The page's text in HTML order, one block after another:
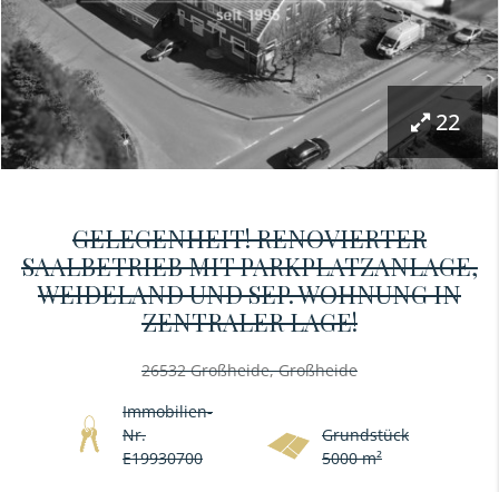
22
GELEGENHEIT! RENOVIERTER
SAALBETRIEB MIT PARKPLATZANLAGE,
WEIDELAND UND SEP. WOHNUNG IN
ZENTRALER LAGE!
26532 Großheide, Großheide
Immobilien-
Nr.
E19930700
Grundstück
5000 m²